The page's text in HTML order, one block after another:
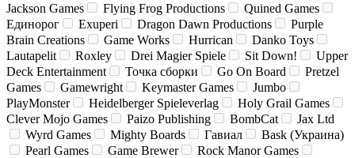
Jackson Games
Flying Frog Productions
Quined Games
Единорог
Exuperi Dragon Dawn Productions
Purple
Brain Creations
Game Works Hurrican
Danko Toys
Lautapelit
Roxley Drei Magier Spiele Sit Down!
Upper
Deck Entertainment
Точка сборки Go On Board
Pretzel
Games
Gamewright Keymaster Games
Jumbo
PlayMonster
Heidelberger Spieleverlag
Holy Grail Games
Clever Mojo Games
Paizo Publishing BombCat
Jax Ltd
Wyrd Games
Mighty Boards Гавиал
Bask (Украина)
Pearl Games
Game Brewer
Rock Manor Games